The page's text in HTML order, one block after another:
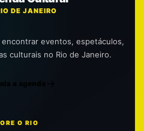
DE JANEIRO
eventos, espetáculos,
culturais no Rio de Janeiro.
a agenda
O RIO